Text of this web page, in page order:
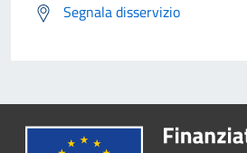
Segnala disservizio